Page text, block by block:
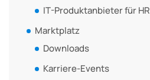
IT-Produktanbieter für HR
Marktplatz
Downloads
Karriere-Events